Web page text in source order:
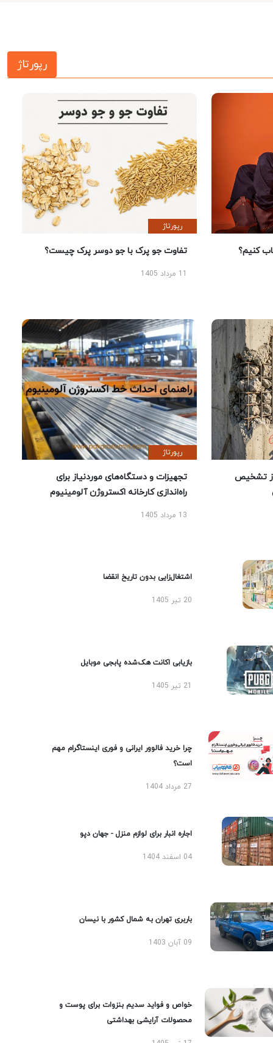
رپورتاژ
کنیم؟
رپورتاژ
تفاوت جو پرک با جو دوسر پرک چیست؟
تشخیص
رپورتاژ
تجهیزات و دستگاه‌های موردنیاز برای
راه‌اندازی کارخانه اکستروژن آلومینیوم
13 مرداد 1405
اشتغال‌زایی بدون تاریخ انقضا
20 تیر 1405
بازیابی اکانت هک‌شده پابجی موبایل
چرا خرید فالوور ایرانی و فوری اینستاگرام مهم
است؟
27 مرداد 1404
اجاره انبار برای لوازم منزل - جهان دپو
04 اسفند 1404
باربری تهران به شمال کشور با نیسان
09 آبان 1403
خواص و فواید سدیم بنزوات برای پوست و
محصولات آرایشی بهداشتی